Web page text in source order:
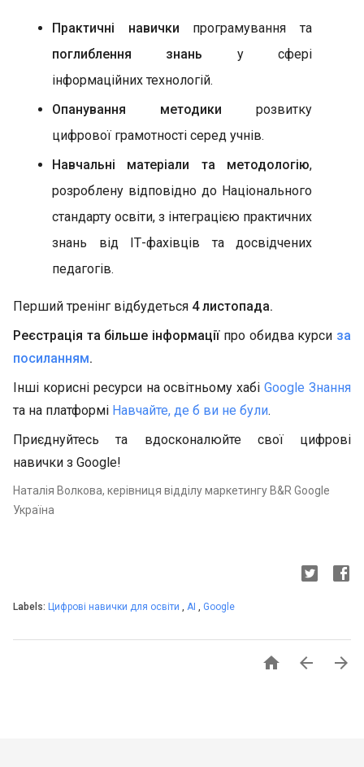
Практичні навички програмування та
поглиблення знань у сфері
інформаційних технологій.
Опанування методики розвитку
цифрової грамотності серед учнів.
Навчальні матеріали та методологію,
розроблену відповідно до Національного
стандарту освіти, з інтеграцією практичних
знань від ІТ-фахівців та досвідчених
педагогів.
Перший тренінг відбудеться 4 листопада.
Реєстрація та більше інформації про обидва курси за
посиланням.
Інші корисні ресурси на освітньому хабіGoogle Знання
та на платформі Навчайте, де б ви не були.
Приєднуйтесь та вдосконалюйте свої цифрові
навички з Google!
Наталія Волкова, керівниця відділу маркетингу B&R Google
Україна
Labels: Цифрові навички для освіти , AI , Google
  